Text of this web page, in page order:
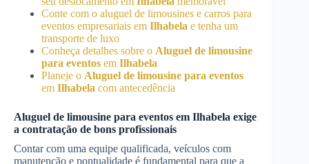
Conte com o aluguel de limousines e carros para
eventos empresariais em Ilhabela e tenha um
transporte de luxo
Conheça detalhes sobre o Aluguel de limousine
para eventos em Ilhabela
Planeje o Aluguel de limousine para eventos
em Ilhabela com antecedência
Aluguel de limousine para eventos em Ilhabela exige
a contratação de bons profissionais
Contar com uma equipe qualificada, veículos com
manutenção e pontualidade é fundamental para que a